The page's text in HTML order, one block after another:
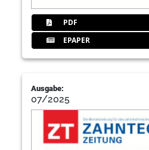
PDF
EPAPER
Ausgabe:
07/2025